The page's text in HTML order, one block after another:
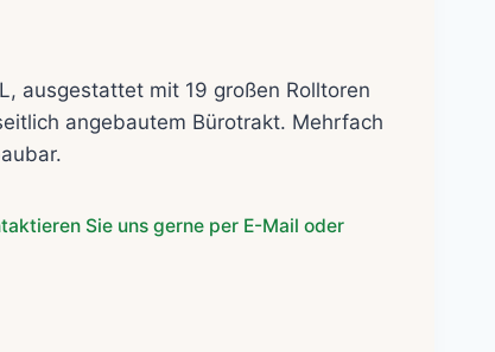
ausgestattet mit 19 großen Rolltoren
angebautem Bürotrakt. Mehrfach
Sie uns gerne per E-Mail oder